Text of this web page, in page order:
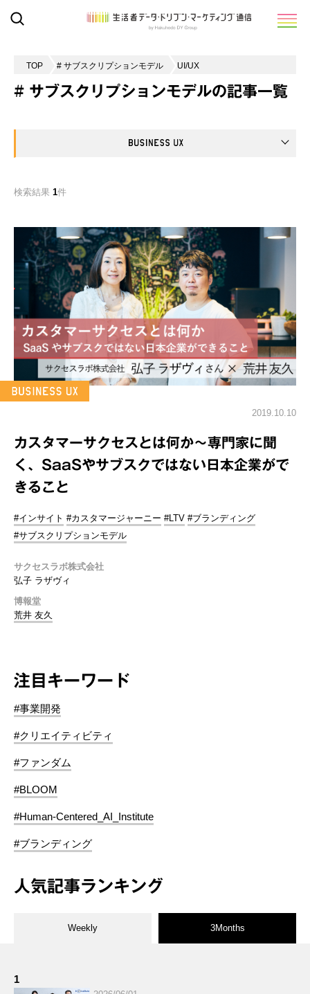
TOP # サブスクリプションモデル UI/UX
# サブスクリプションモデルの記事一覧
検索結果 1件
2019.10.10
カスタマーサクセスとは何か～専門家に聞
く、SaaSやサブスクではない日本企業がで
きること
#インサイト #カスタマージャーニー #LTV #ブランディング
#サブスクリプションモデル
サクセスラボ株式会社
弘子 ラザヴィ
博報堂
荒井 友久
注目キーワード
#事業開発
#クリエイティビティ
#ファンダム
#BLOOM
#Human-Centered_AI_Institute
#ブランディング
人気記事ランキング
Weekly 3Months
1